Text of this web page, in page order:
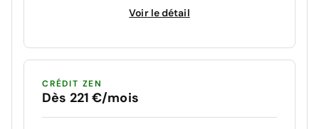
Voir le détail
CRÉDIT ZEN
Dès 221 €/mois